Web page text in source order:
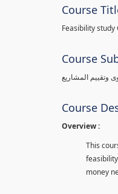
Course
Course
وتقييم المشاريع
Course
Overview :
This
money